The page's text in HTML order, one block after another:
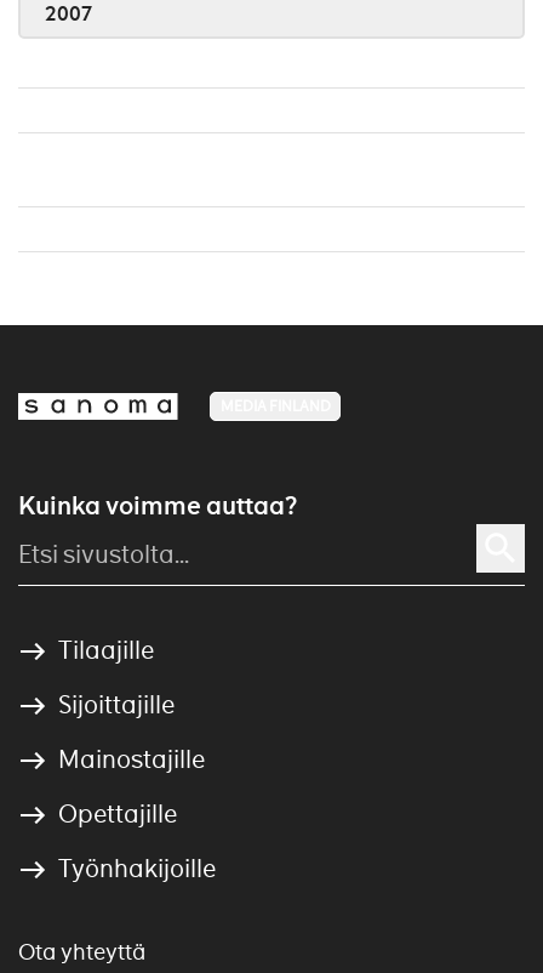
2007
Kuinka voimme auttaa?
Tilaajille
Sijoittajille
Mainostajille
Opettajille
Työnhakijoille
Ota yhteyttä